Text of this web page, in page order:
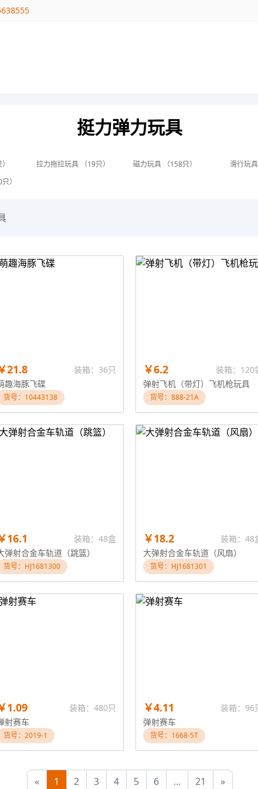
挺力弹力玩具
拉力拖拉玩具 （19只） 磁力玩具 （158只） 滑行玩
）
21.8
装箱：36只
趣海豚飞碟
货号：10443138
￥6.2
装箱：120
弹射飞机（带灯）飞机枪玩具
货号：888-21A
16.1
装箱：48盒
弹射合金车轨道（跳篮）
货号：HJ1681300
￥18.2
装箱：48
大弹射合金车轨道（风扇）
货号：HJ1681301
1.09
装箱：480只
射赛车
货号：2019-1
￥4.11
装箱：96
弹射赛车
货号：1668-5T
« 1 2 3 4 5 6 ... 21 »